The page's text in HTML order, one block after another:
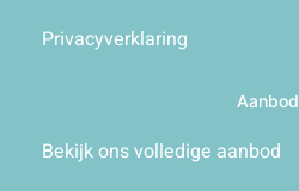
Privacyverklaring
Aanbod
Bekijk ons volledige aanbod